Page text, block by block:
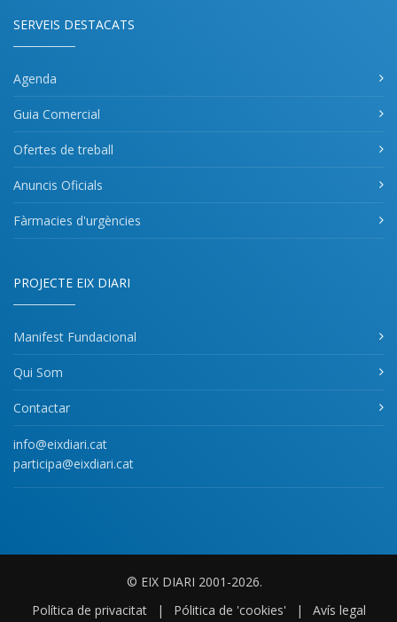
SERVEIS DESTACATS
Agenda
Guia Comercial
Ofertes de treball
Anuncis Oficials
Fàrmacies d'urgències
PROJECTE EIX DIARI
Manifest Fundacional
Qui Som
Contactar
info@eixdiari.cat
participa@eixdiari.cat
© EIX DIARI 2001-2026.
Política de privacitat
| Pólitica de 'cookies' | Avís legal